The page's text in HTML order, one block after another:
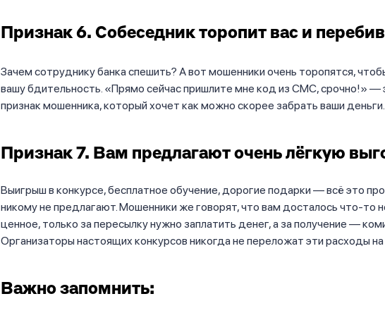
Признак 6. Собеседник торопит вас и
Зачем сотруднику банка спешить? А вот мошенники очень торопятся,
вашу бдительность. «Прямо сейчас пришлите мне код из СМС, срочно!» —
признак мошенника, который хочет как можно скорее забрать ваши деньги.
Признак 7. Вам предлагают очень лёгкую
Выигрыш в конкурсе, бесплатное обучение, дорогие подарки — всё это
никому не предлагают. Мошенники же говорят, что вам досталось что-то
ценное, только за пересылку нужно заплатить денег, а за получение —
Организаторы настоящих конкурсов никогда не переложат эти расходы на
Важно запомнить: